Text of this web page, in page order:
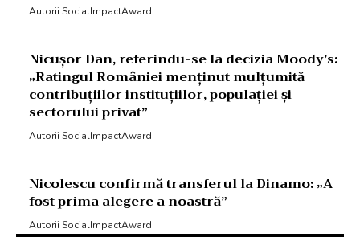
Autorii SocialImpactAward
Nicușor Dan, referindu-se la decizia Moody’s:
„Ratingul României menținut mulțumită
contribuțiilor instituțiilor, populației și
sectorului privat”
Autorii SocialImpactAward
Nicolescu confirmă transferul la Dinamo: „A
fost prima alegere a noastră”
Autorii SocialImpactAward